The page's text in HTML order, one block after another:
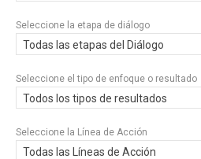
Seleccione la etapa de diálogo
Todas las etapas del Diálogo
Seleccione el tipo de enfoque o resultado
Todos los tipos de resultados
Seleccione la Línea de Acción
Todas las Líneas de Acción